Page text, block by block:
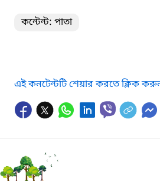
কন্টেন্ট: পাতা
এই কনটেন্টটি শেয়ার করতে ক্লিক